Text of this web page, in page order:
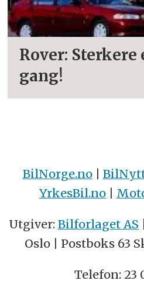
Rover: Sterkere
gang!
BilNorge.no|
YrkesBil.no |
Utgiver: Bilforlaget AS
Oslo | Postboks 63
Telefon: 23